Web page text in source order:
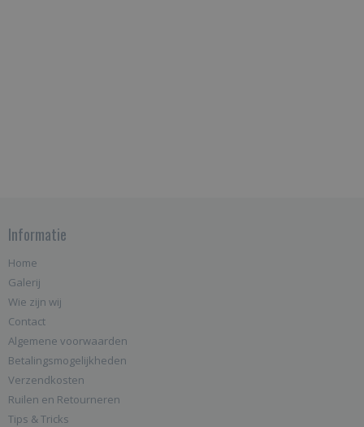
Informatie
Home
Galerij
Wie zijn wij
Contact
Algemene voorwaarden
Betalingsmogelijkheden
Verzendkosten
Ruilen en Retourneren
Tips & Tricks